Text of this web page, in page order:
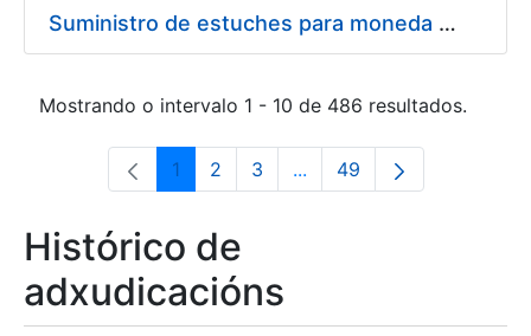
Suministro de estuches para moneda de 30 €
Mostrando o intervalo 1 - 10 de 486 resultados.
Páxina
1 Páxina
2 Páxina
3 ...Páxinas intermedias Use
Páxina
49
Histórico de
adxudicacións